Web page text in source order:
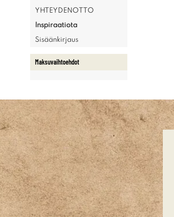
YHTEYDENOTTO
Inspiraatiota
Sisäänkirjaus
Maksuvaihtoehdot